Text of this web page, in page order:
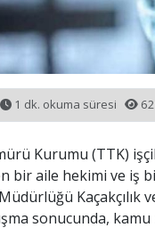
1 dk. okuma süresi
Kurumu (TTK)
aile hekimi ve iş
Kaçakçılık
sonucunda,